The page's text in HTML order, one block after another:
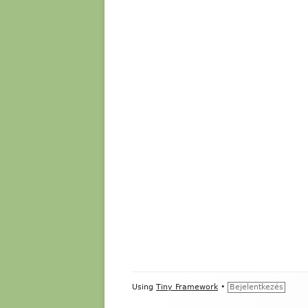
Footer
Using Tiny Framework • Bejelentkezés